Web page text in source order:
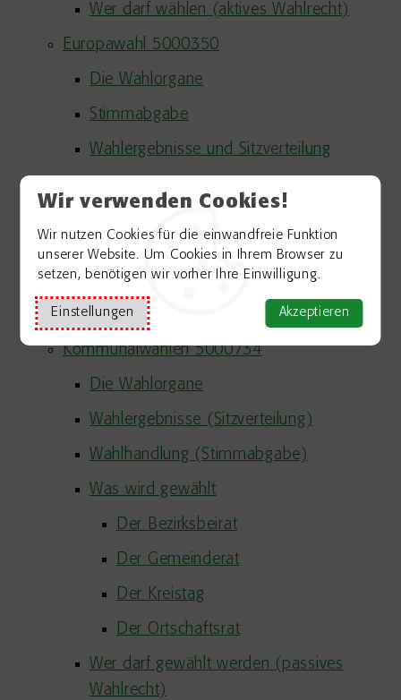
Wir verwenden Cookies!
Wir nutzen Cookies für die einwandfreie Funktion
unserer Website. Um Cookies in Ihrem Browser zu
setzen, benötigen wir vorher Ihre Einwilligung.
Einstellungen Akzeptieren
Wer darf wählen (aktives Wahlrecht)
Europawahl 5000350
Die Wahlorgane
Stimmabgabe
Wahlergebnisse und Sitzverteilung
Wer darf gewählt werden (passives
Wahlrecht)
Wer darf wählen (aktives Wahlrecht)
Kommunalwahlen 5000734
Die Wahlorgane
Wahlergebnisse (Sitzverteilung)
Wahlhandlung (Stimmabgabe)
Was wird gewählt
Der Bezirksbeirat
Der Gemeinderat
Der Kreistag
Der Ortschaftsrat
Wer darf gewählt werden (passives
Wahlrecht)